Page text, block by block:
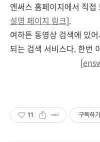
엔써스 홈페이지에서 직
설명 페이지 링크].
여하튼 동영상 검색에 있
되는 검색 서비스다. 한번
[
11 구독하기